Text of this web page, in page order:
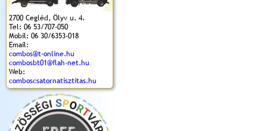
2700 Cegléd, Ölyv u. 4.
Tel: 06 53/707-050
Mobil: 06 30/6353-018
Email:
combos@t-online.hu
combosbt01@flah-net.hu
Web:
comboscsatornatisztitas.hu